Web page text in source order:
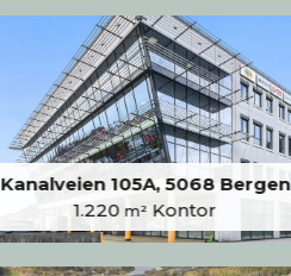
Kanalveien 105A, 5068 Bergen
1.220 m² Kontor